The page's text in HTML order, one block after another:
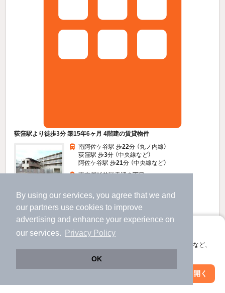
By using our services, you agree that we and
our partners use cookies to improve
advertising and enhance your experience on
our services.
Privacy Policy
OK
アプリに切り替えて、サクサクお部屋探し
会員登録なしですぐ使える。マップ検索やお気に入り保存など、
アプリを開く
荻窪駅より徒歩3分 築15年6ヶ月 4階建の賃貸物件
すべての写真
南阿佐ケ谷駅 歩22分 （丸ノ内線）
荻窪駅 歩3分 （中央線など）
阿佐ケ谷駅 歩21分 （中央線など）
東京都杉並区天沼３丁目
駐車場あり 宅配ボックス
425,000円
425,000円
絞り込み条件を変更